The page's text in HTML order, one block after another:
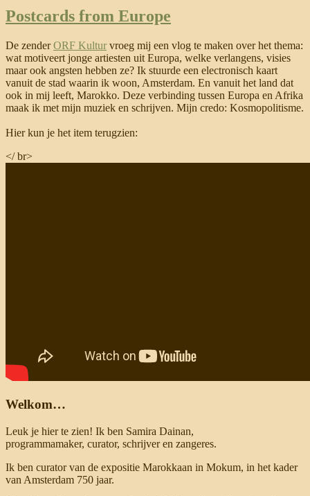
Postcards from Europe
De zenderORF Kultur vroeg mij een vlog te maken over het thema:
wat motiveert jonge artiesten uit Europa, welke verlangens, visies
maar ook angsten hebben ze? Ik stuurde een electronisch kaart
vanuit de stad waarin ik woon, Amsterdam. En vanuit het land dat
ook in mij leeft, Marokko. Deze verbinding tussen Europa en Afrika
maak ik met mijn muziek en schrijven. Mijn credo: Kosmopolitisme.
Hier kun je het item terugzien:
</ br>
Welkom…
Leuk je hier te zien! Ik ben Samira Dainan,
programmamaker, curator, schrijver en zangeres.
Ik ben curator van de expositie Marokkaan in Mokum, in het kader
van Amsterdam 750 jaar.